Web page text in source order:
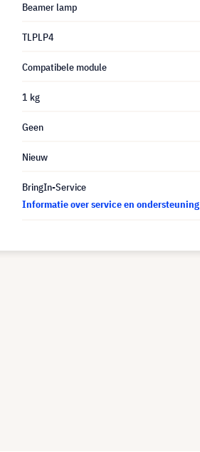
Beamer lamp
TLPLP4
Compatibele module
1 kg
Geen
Nieuw
BringIn-Service
Informatie over service en ondersteuning